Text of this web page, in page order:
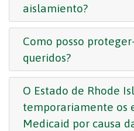
aislamiento?
Como posso
queridos?
O Estado de Rhode
temporariamente os
Medicaid por causa